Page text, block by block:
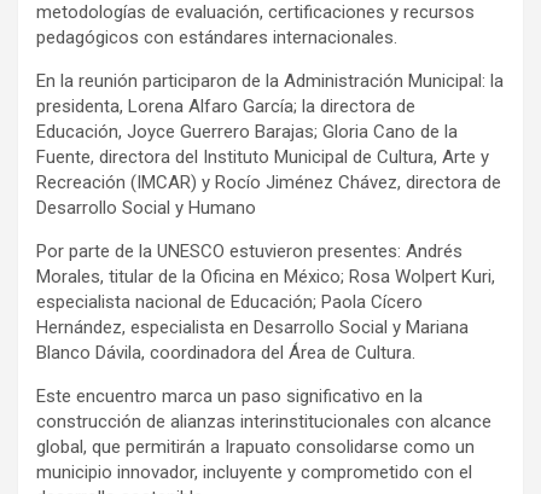
metodologías de evaluación, certificaciones y recursos
pedagógicos con estándares internacionales.
En la reunión participaron de la Administración Municipal: la
presidenta, Lorena Alfaro García; la directora de
Educación, Joyce Guerrero Barajas; Gloria Cano de la
Fuente, directora del Instituto Municipal de Cultura, Arte y
Recreación (IMCAR) y Rocío Jiménez Chávez, directora de
Desarrollo Social y Humano
Por parte de la UNESCO estuvieron presentes: Andrés
Morales, titular de la Oficina en México; Rosa Wolpert Kuri,
especialista nacional de Educación; Paola Cícero
Hernández, especialista en Desarrollo Social y Mariana
Blanco Dávila, coordinadora del Área de Cultura.
Este encuentro marca un paso significativo en la
construcción de alianzas interinstitucionales con alcance
global, que permitirán a Irapuato consolidarse como un
municipio innovador, incluyente y comprometido con el